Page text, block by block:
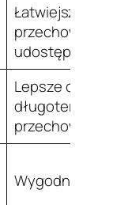
Łatwiejsze do
przechowywania i
udostępniania
Lepsze dla
przechowywania
Wygodne i lekkie